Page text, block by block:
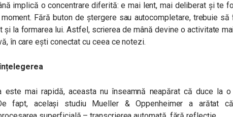
implică o concentrare diferită: e mai lent, mai deliberat și te
Fără buton de ștergere sau autocompletare, trebuie
și la formarea lui. Astfel, scrierea de mână devine o activitate
în care ești conectat cu ceea ce notezi.
este mai rapidă, aceasta nu înseamnă neapărat că duce la o
fapt, același studiu Mueller & Oppenheimer a arătat